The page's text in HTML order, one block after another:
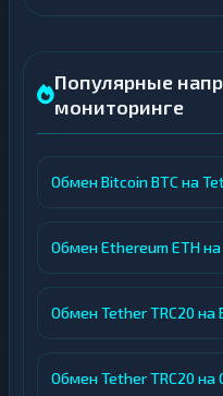
Популярные
мониторинге
Обмен Bitcoin BTC на
Обмен Ethereum ETH на
Обмен Tether TRC20 на
Обмен Tether TRC20 на